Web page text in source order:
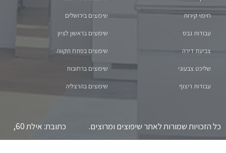
חיפוי קירות
עבודות גבס
צביעת דירה
שליכט צבעוני
עבודות ריצוף
שיפוצים בירושלים
שיפוצים בראשון לציון
שיפוצים בפתח תקווה
שיפוצים ברחובות
שיפוצים בהרצליה
כל הזכויות שמורות לאתר שיפוצים ומרוצים. כתובת: אילת 60,